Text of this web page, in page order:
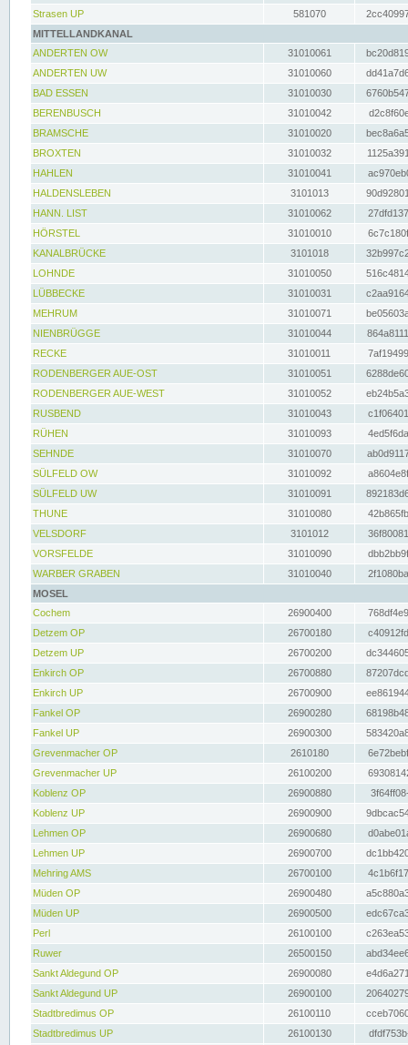
Strasen UP
581070
MITTELLANDKANAL
ANDERTEN OW
31010061
ANDERTEN UW
31010060
BAD ESSEN
31010030
BERENBUSCH
31010042
BRAMSCHE
31010020
BROXTEN
31010032
HAHLEN
31010041
HALDENSLEBEN
3101013
HANN. LIST
31010062
HÖRSTEL
31010010
KANALBRÜCKE
3101018
LOHNDE
31010050
LÜBBECKE
31010031
MEHRUM
31010071
NIENBRÜGGE
31010044
RECKE
31010011
RODENBERGER AUE-OST
31010051
RODENBERGER AUE-WEST
31010052
RUSBEND
31010043
RÜHEN
31010093
SEHNDE
31010070
SÜLFELD OW
31010092
SÜLFELD UW
31010091
THUNE
31010080
VELSDORF
3101012
VORSFELDE
31010090
WARBER GRABEN
31010040
MOSEL
Cochem
26900400
Detzem OP
26700180
Detzem UP
26700200
Enkirch OP
26700880
Enkirch UP
26700900
Fankel OP
26900280
Fankel UP
26900300
Grevenmacher OP
2610180
Grevenmacher UP
26100200
Koblenz OP
26900880
Koblenz UP
26900900
Lehmen OP
26900680
Lehmen UP
26900700
Mehring AMS
26700100
Müden OP
26900480
Müden UP
26900500
Perl
26100100
Ruwer
26500150
Sankt Aldegund OP
26900080
Sankt Aldegund UP
26900100
Stadtbredimus OP
26100110
Stadtbredimus UP
26100130